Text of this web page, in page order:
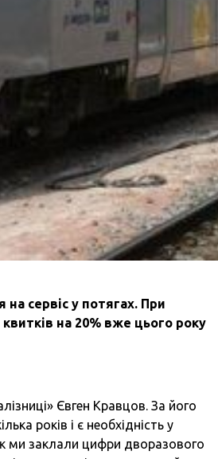
сервіс у потягах. При
на 20% вже цього року
Євген Кравцов. За його
років і є необхідність у
ми заклали цифри дворазового